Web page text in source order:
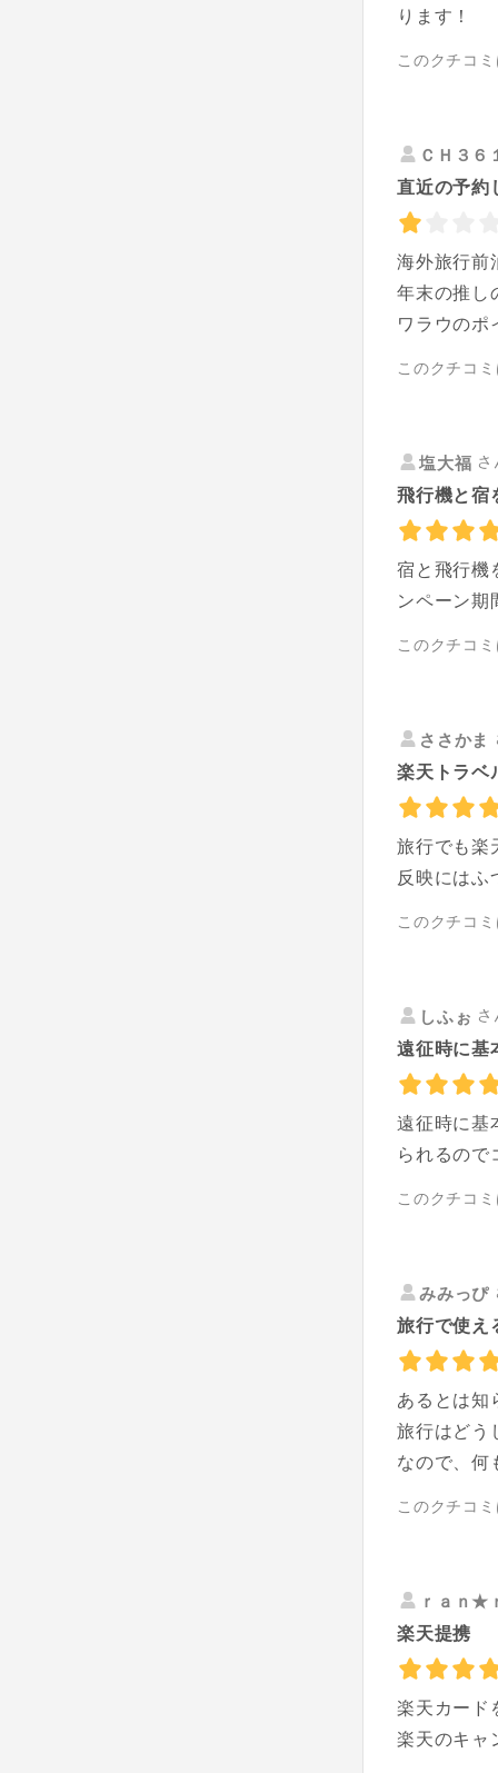
ります！
このクチコ
ＣＨ３６
直近の予約
海外旅行前
年末の推し
ワラウのポ
このクチコ
塩大福
飛行機と宿
宿と飛行機
ンペーン期
このクチコ
ささかま
楽天トラベ
旅行でも楽
反映にはふ
このクチコ
しふぉ
遠征時に基
遠征時に基
られるので
このクチコ
みみっぴ
旅行で使え
あるとは知
旅行はどう
なので、何
このクチコ
ｒａｎ★
楽天提携
楽天カード
楽天のキャ